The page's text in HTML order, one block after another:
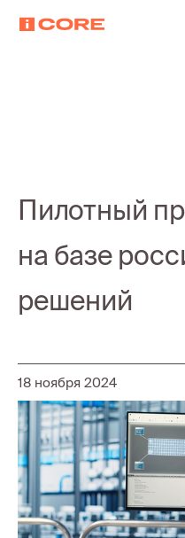
Пилотный
на базе
решений
18 ноября 2024